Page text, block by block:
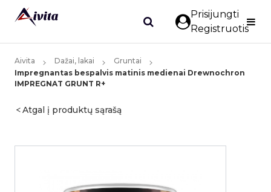
Prisijungti
Registruotis
Aivita Dažai, lakai
Gruntai
Impregnantas bespalvis matinis medienai Drewnochron
IMPREGNAT GRUNT R+
Atgal į produktų sąrašą